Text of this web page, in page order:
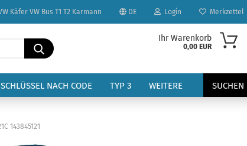
Käfer VW Bus T1 T2 Karmann DE
auswählen
Login Merkzettel
Suche...
Ihr Warenkorb
0,00 EUR
SCHLÜSSEL NACH CODE TYP 3 SUCHEN
WEITERE
143845121